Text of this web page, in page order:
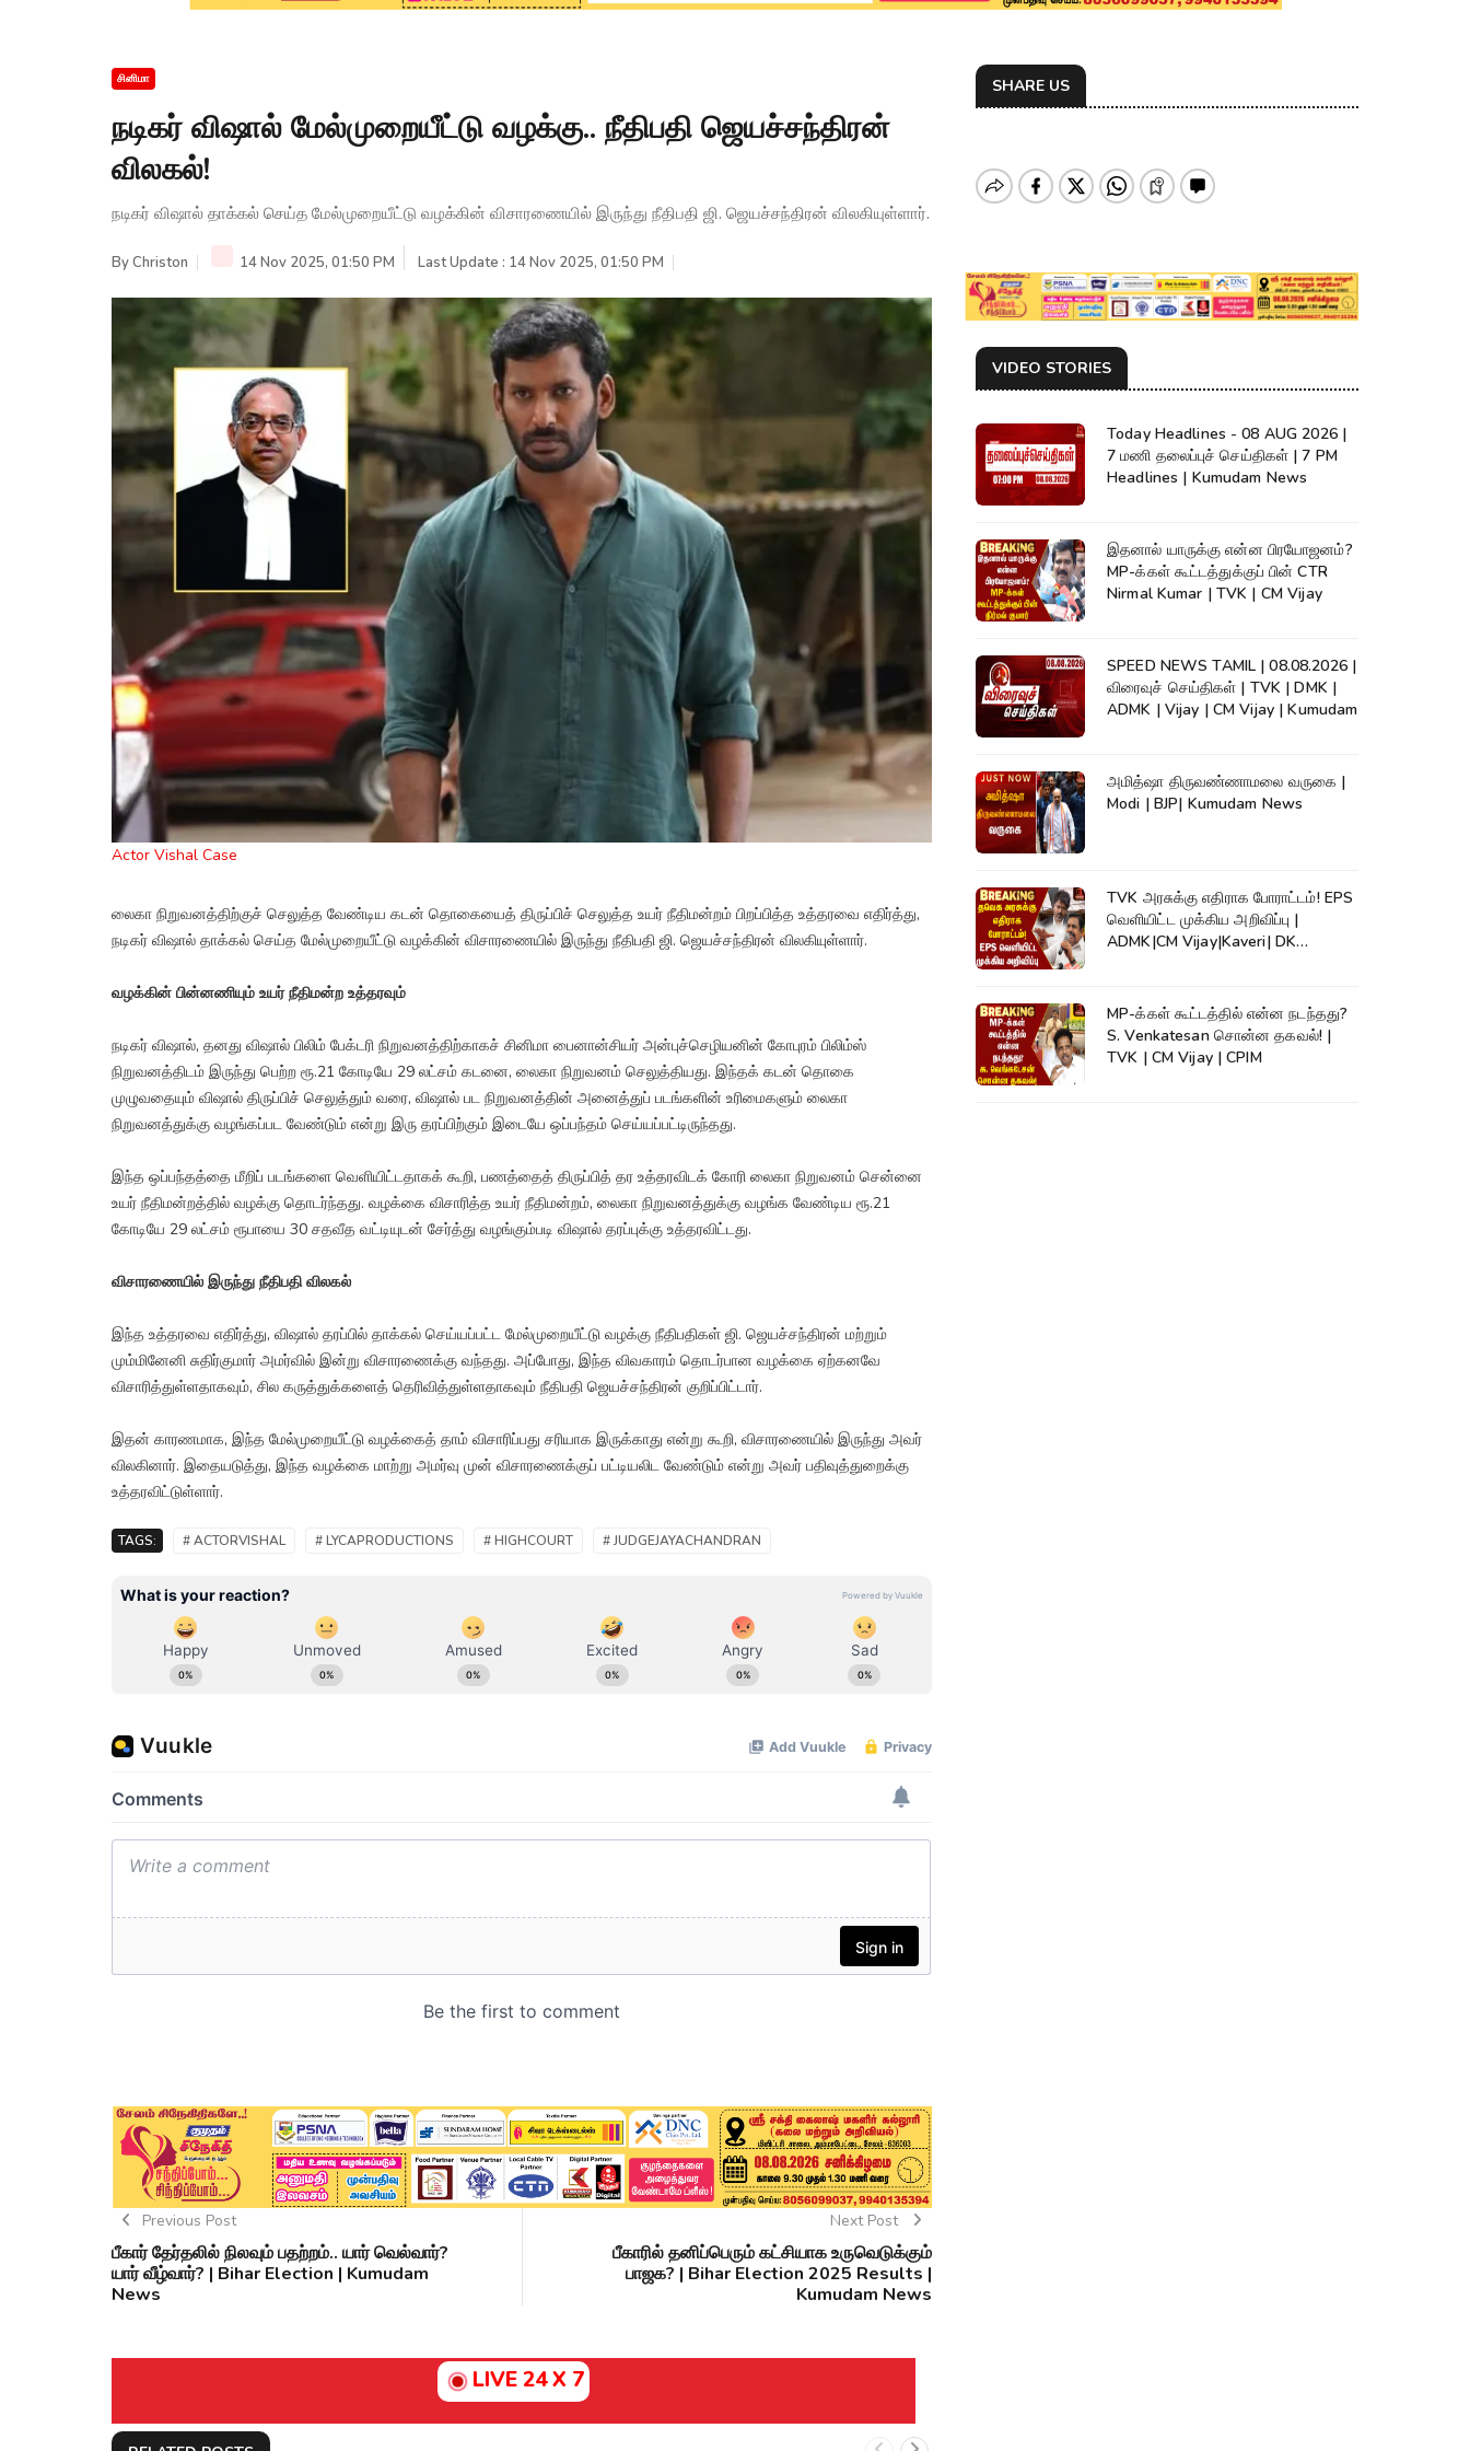
சினிமா
நடிகர் விஷால் மேல்முறையீட்டு வழக்கு.. நீதிபதி ஜெயச்சந்திரன்
விலகல்!
நடிகர் விஷால் தாக்கல் செய்த மேல்முறையீட்டு வழக்கின் விசாரணையில் இருந்து நீதிபதி ஜி. ஜெயச்சந்திரன் விலகியுள்ளார்.
ByChriston 14 Nov 2025, 01:50 PM Last Update : 14 Nov 2025, 01:50 PM
Actor Vishal Case
லைகா நிறுவனத்திற்குச் செலுத்த வேண்டிய கடன் தொகையைத் திருப்பிச் செலுத்த உயர் நீதிமன்றம் பிறப்பித்த உத்தரவை எதிர்த்து,
நடிகர் விஷால் தாக்கல் செய்த மேல்முறையீட்டு வழக்கின் விசாரணையில் இருந்து நீதிபதி ஜி. ஜெயச்சந்திரன் விலகியுள்ளார்.
வழக்கின் பின்னணியும் உயர் நீதிமன்ற உத்தரவும்
நடிகர் விஷால், தனது விஷால் பிலிம் பேக்டரி நிறுவனத்திற்காகச் சினிமா பைனான்சியர் அன்புச்செழியனின் கோபுரம் பிலிம்ஸ்
நிறுவனத்திடம் இருந்து பெற்ற ரூ.21 கோடியே 29 லட்சம் கடனை, லைகா நிறுவனம் செலுத்தியது. இந்தக் கடன் தொகை
முழுவதையும் விஷால் திருப்பிச் செலுத்தும் வரை, விஷால் பட நிறுவனத்தின் அனைத்துப் படங்களின் உரிமைகளும் லைகா
நிறுவனத்துக்கு வழங்கப்பட வேண்டும் என்று இரு தரப்பிற்கும் இடையே ஒப்பந்தம் செய்யப்பட்டிருந்தது.
இந்த ஒப்பந்தத்தை மீறிப் படங்களை வெளியிட்டதாகக் கூறி, பணத்தைத் திருப்பித் தர உத்தரவிடக் கோரி லைகா நிறுவனம் சென்னை
உயர் நீதிமன்றத்தில் வழக்கு தொடர்ந்தது. வழக்கை விசாரித்த உயர் நீதிமன்றம், லைகா நிறுவனத்துக்கு வழங்க வேண்டிய ரூ.21
கோடியே 29 லட்சம் ரூபாயை 30 சதவீத வட்டியுடன் சேர்த்து வழங்கும்படி விஷால் தரப்புக்கு உத்தரவிட்டது.
விசாரணையில் இருந்து நீதிபதி விலகல்
இந்த உத்தரவை எதிர்த்து, விஷால் தரப்பில் தாக்கல் செய்யப்பட்ட மேல்முறையீட்டு வழக்கு நீதிபதிகள் ஜி. ஜெயச்சந்திரன் மற்றும்
மும்மினேனி சுதிர்குமார் அமர்வில் இன்று விசாரணைக்கு வந்தது. அப்போது, இந்த விவகாரம் தொடர்பான வழக்கை ஏற்கனவே
விசாரித்துள்ளதாகவும், சில கருத்துக்களைத் தெரிவித்துள்ளதாகவும் நீதிபதி ஜெயச்சந்திரன் குறிப்பிட்டார்.
இதன் காரணமாக, இந்த மேல்முறையீட்டு வழக்கைத் தாம் விசாரிப்பது சரியாக இருக்காது என்று கூறி, விசாரணையில் இருந்து அவர்
விலகினார். இதையடுத்து, இந்த வழக்கை மாற்று அமர்வு முன் விசாரணைக்குப் பட்டியலிட வேண்டும் என்று அவர் பதிவுத்துறைக்கு
உத்தரவிட்டுள்ளார்.
TAGS: # ACTORVISHAL # LYCAPRODUCTIONS # HIGHCOURT # JUDGEJAYACHANDRAN
Previous Post
பீகார் தேர்தலில் நிலவும் பதற்றம்.. யார் வெல்வார்?
யார் வீழ்வார்? | Bihar Election | Kumudam
News
Next Post
பீகாரில் தனிப்பெரும் கட்சியாக உருவெடுக்கும்
பாஜக? | Bihar Election 2025 Results |
Kumudam News
LIVE 24 X 7
SHARE US
VIDEO STORIES
Today Headlines - 08 AUG 2026 |
7 மணி தலைப்புச் செய்திகள் | 7 PM
Headlines | Kumudam News
இதனால் யாருக்கு என்ன பிரயோஜனம்?
MP-க்கள் கூட்டத்துக்குப் பின் CTR
Nirmal Kumar | TVK | CM Vijay
SPEED NEWS TAMIL | 08.08.2026 |
விரைவுச் செய்திகள் | TVK | DMK |
ADMK | Vijay | CM Vijay | Kumudam
அமித்ஷா திருவண்ணாமலை வருகை |
Modi | BJP| Kumudam News
TVK அரசுக்கு எதிராக போராட்டம்! EPS
வெளியிட்ட முக்கிய அறிவிப்பு |
ADMK|CM Vijay|Kaveri| DK
MP-க்கள் கூட்டத்தில் என்ன நடந்தது?
S. Venkatesan சொன்ன தகவல்! |
TVK | CM Vijay | CPIM